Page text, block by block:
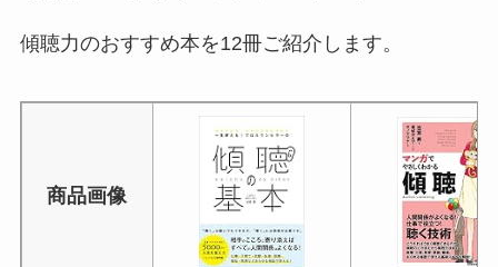
傾聴力のおすすめ本を12冊ご紹介します。
商品画像